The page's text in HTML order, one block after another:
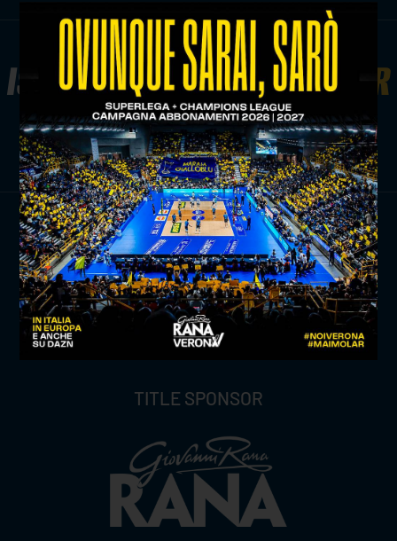
ISCRIVITI ALLANEWSLETTER
ISCRIVITI ORA
TITLE SPONSOR